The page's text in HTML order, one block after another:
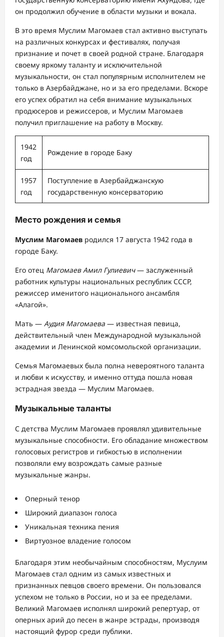
он продолжил обучение в области музыки и вокала.
В это время Муслим Магомаев стал активно выступать
на различных конкурсах и фестивалях, получая
признание и почет в своей родной стране. Благодаря
своему яркому таланту и исключительной
музыкальности, он стал популярным исполнителем не
только в Азербайджане, но и за его пределами. Вскоре
его успех обратил на себя внимание музыкальных
продюсеров и режиссеров, и Муслим Магомаев
получил приглашение на работу в Москву.
1942
год
Рождение в городе Баку
1957
год
Поступление в Азербайджанскую
государственную консерваторию
Место рождения и семья
Муслим Магомаев родился 17 августа 1942 года в
городе Баку.
Его отец Магомаев Амил Гулиевич— заслуженный
работник культуры национальных республик СССР,
режиссер именитого национального ансамбля
«Алагой».
Мать — Аудия Магомаева — известная певица,
действительный член Международной музыкальной
академии и Ленинской комсомольской организации.
Семья Магомаевых была полна невероятного таланта
и любви к искусству, и именно оттуда пошла новая
эстрадная звезда — Муслим Магомаев.
Музыкальные таланты
С детства Муслим Магомаев проявлял удивительные
музыкальные способности. Его обладание множеством
голосовых регистров и гибкостью в исполнении
позволяли ему возрождать самые разные
музыкальные жанры.
Оперный тенор
Широкий диапазон голоса
Уникальная техника пения
Виртуозное владение голосом
Благодаря этим необычайным способностям, Муслуим
Магомаев стал одним из самых известных и
признанных певцов своего времени. Он пользовался
успехом не только в России, но и за ее пределами.
Великий Магомаев исполнял широкий репертуар, от
оперных арий до песен в жанре эстрады, производя
настоящий фурор среди публики.